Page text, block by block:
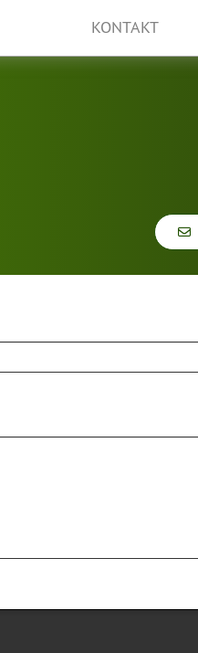
KONTAKT